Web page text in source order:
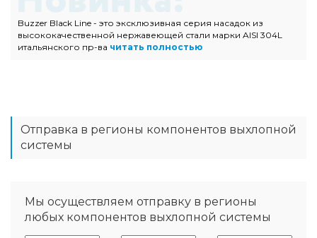
Buzzer Black Line - это эксклюзивная серия насадок из
высококачественной нержавеющей стали марки AISI 304L
итальянского пр-ва читать полностью
Отправка в регионы компонентов выхлопной
системы
Мы осуществляем отправку в регионы
любых компонентов выхлопной системы